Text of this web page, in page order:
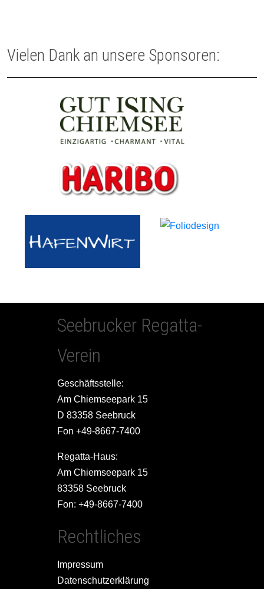
Vielen Dank an unsere Sponsoren:
Seebrucker Regatta-
Verein
Geschäftsstelle:
Am Chiemseepark 15
D 83358 Seebruck
Fon +49-8667-7400
Regatta-Haus:
Am Chiemseepark 15
83358 Seebruck
Fon: +49-8667-7400
Rechtliches
Impressum
Datenschutzerklärung